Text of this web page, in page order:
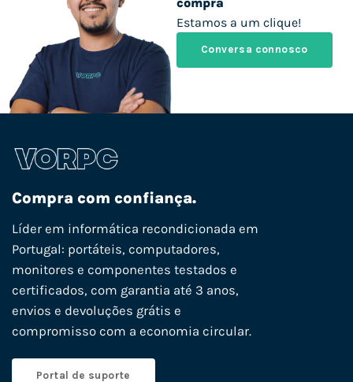
Estamos a um clique!
Conversa connosco
Compra com confiança.
Líder em informática recondicionada em
Portugal: portáteis, computadores,
monitores e componentes testados e
certificados, com garantia até 3 anos,
envios e devoluções grátis e
compromisso com a economia circular.
Portal de suporte